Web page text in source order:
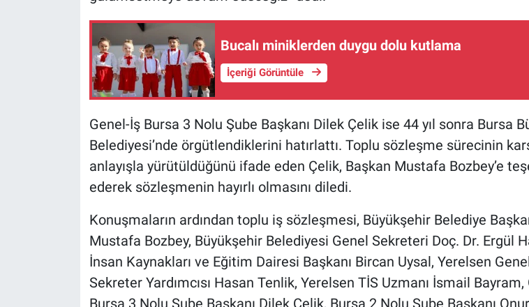
Bucalı miniklerden duygu dolu kutlama
İçeriği Görüntüle
Genel-İş Bursa 3 Nolu Şube Başkanı Dilek Çelik ise 44 yıl sonra Bursa
Belediyesi’nde örgütlendiklerini hatırlattı. Toplu sözleşme sürecinin
anlayışla yürütüldüğünü ifade eden Çelik, Başkan Mustafa Bozbey’e
ederek sözleşmenin hayırlı olmasını diledi.
Konuşmaların ardından toplu iş sözleşmesi, Büyükşehir Belediye
Mustafa Bozbey, Büyükşehir Belediyesi Genel Sekreteri Doç. Dr. Ergül
İnsan Kaynakları ve Eğitim Dairesi Başkanı Bircan Uysal, Yerelsen
Sekreter Yardımcısı Hasan Tenlik, Yerelsen TİS Uzmanı İsmail Bayram,
Bursa 3 Nolu Şube Başkanı Dilek Çelik, Bursa 2 Nolu Şube Başkanı
Programlar
Teknoloji
Türkiye'nin Geleceği
Türkiye'nin Gündemi
Yerel Gündem